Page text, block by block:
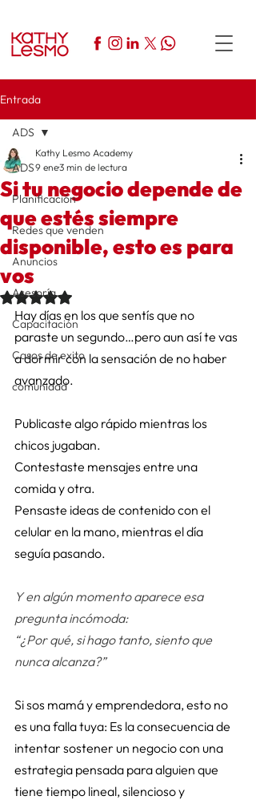
Entrada
ADS
Planificación
Redes que venden
Anuncios
Asesoría
Capacitación
Casos de exito
comunidad
ADS
Si tu negocio depende de
que estés siempre
disponible, esto es para
vos
Kathy Lesmo Academy
9 ene3 min de lectura
Obtuvo NaN de 5 estrellas.
Hay días en los que sentís que no
paraste un segundo…pero aun así te vas
a dormir con la sensación de no haber
avanzado.
Publicaste algo rápido mientras los
chicos jugaban.
Contestaste mensajes entre una
comida y otra.
Pensaste ideas de contenido con el
celular en la mano, mientras el día
seguía pasando.
Y en algún momento aparece esa
pregunta incómoda:
“¿Por qué, si hago tanto, siento que
nunca alcanza?”
Si sos mamá y emprendedora, esto no
es una falla tuya: Es la consecuencia de
intentar sostener un negocio con una
estrategia pensada para alguien que
tiene tiempo lineal, silencioso y